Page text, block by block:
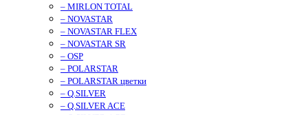
– MIRLON TOTAL
– NOVASTAR
– NOVASTAR FLEX
– NOVASTAR SR
– OSP
– POLARSTAR
– POLARSTAR цветки
– Q.SILVER
– Q.SILVER ACE